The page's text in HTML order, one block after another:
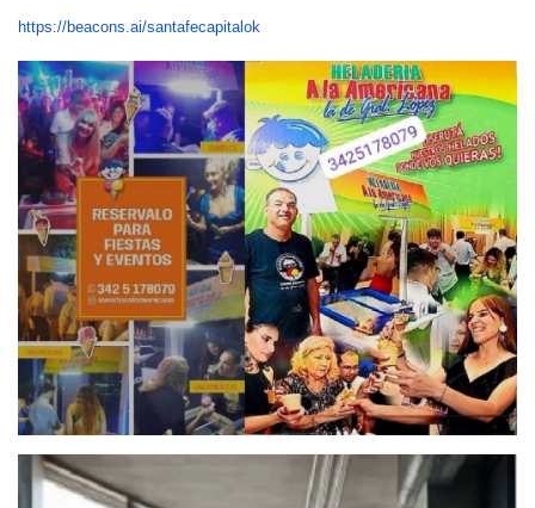
https://beacons.ai/santafecapitalok